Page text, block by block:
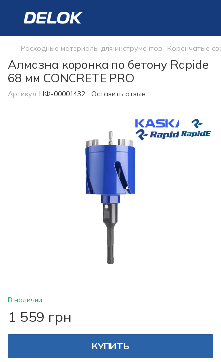
Расходные материалы для инструментов Корончатые
Алмазна коронка по бетону Rapide
68 мм CONCRETE PRO
Артикул: НФ-00001432 Оставить отзыв
В наличии
1 559 грн
КУПИТЬ